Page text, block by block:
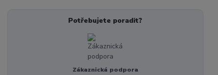
Potřebujete poradit?
Zákaznická podpora